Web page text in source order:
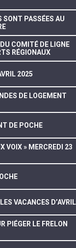
SONT PASSÉES AU
COMITÉ DE LIGNE
RÉGIONAUX
2025
DE LOGEMENT
DE POCHE
VOIX » MERCREDI 23
VACANCES D’AVRIL
PIÉGER LE FRELON